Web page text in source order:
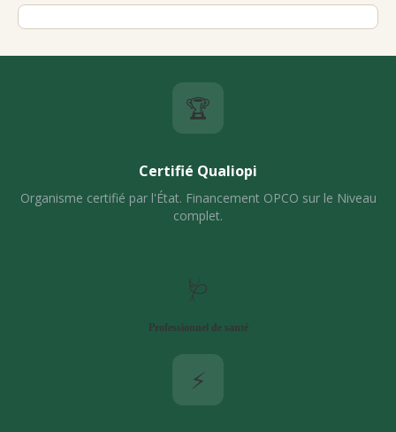
🏆
Certifié Qualiopi
Organisme certifié par l'État. Financement OPCO sur le Niveau
complet.
🩺
Professionnel de santé
⚡